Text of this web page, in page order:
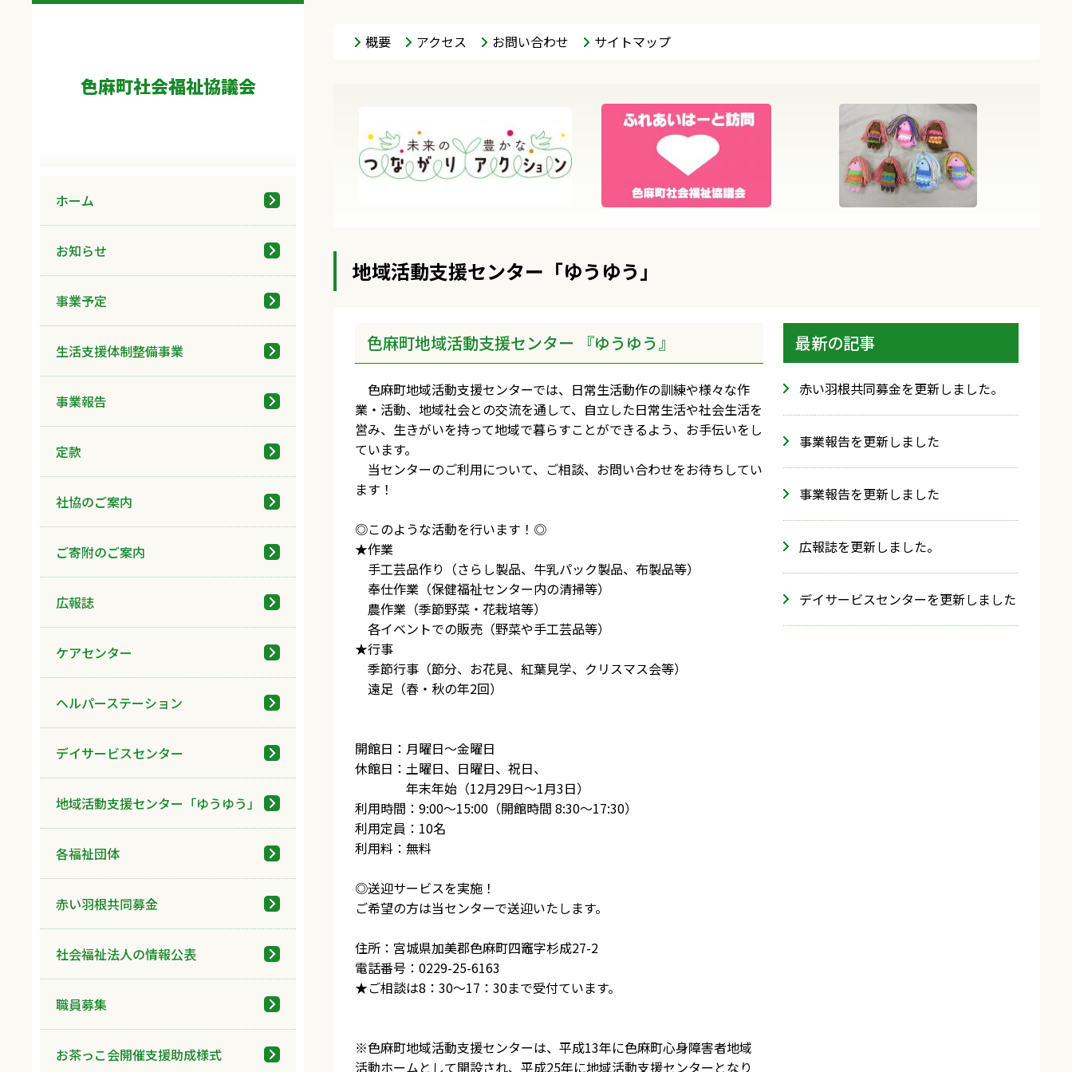
色麻町社会福祉協議会
ホーム
お知らせ
事業予定
生活支援体制整備事業
事業報告
定款
社協のご案内
ご寄附のご案内
広報誌
ケアセンター
ヘルパーステーション
デイサービスセンター
地域活動支援センター「ゆうゆう」
各福祉団体
赤い羽根共同募金
社会福祉法人の情報公表
職員募集
お茶っこ会開催支援助成様式
概要 アクセス お問い合わせ サイトマップ
地域活動支援センター「ゆうゆう」
色麻町地域活動支援センター 『ゆうゆう』
色麻町地域活動支援センターでは、日常生活動作の訓練や様々な作
業・活動、地域社会との交流を通して、自立した日常生活や社会生活を
営み、生きがいを持って地域で暮らすことができるよう、お手伝いをし
ています。
当センターのご利用について、ご相談、お問い合わせをお待ちしてい
ます！
◎このような活動を行います！◎
★作業
手工芸品作り（さらし製品、牛乳パック製品、布製品等）
奉仕作業（保健福祉センター内の清掃等）
農作業（季節野菜・花栽培等）
各イベントでの販売（野菜や手工芸品等）
★行事
季節行事（節分、お花見、紅葉見学、クリスマス会等）
遠足（春・秋の年2回）
開館日：月曜日～金曜日
休館日：土曜日、日曜日、祝日、
年末年始（12月29日～1月3日）
利用時間：9:00～15:00（開館時間 8:30～17:30）
利用定員：10名
利用料：無料
◎送迎サービスを実施！
ご希望の方は当センターで送迎いたします。
住所：宮城県加美郡色麻町四竈字杉成27-2
電話番号：0229-25-6163
★ご相談は8：30～17：30まで受付ています。
※色麻町地域活動支援センターは、平成13年に色麻町心身障害者地域
活動ホームとして開設され、平成25年に地域活動支援センターとなり
最新の記事
赤い羽根共同募金を更新しました。
事業報告を更新しました
事業報告を更新しました
広報誌を更新しました。
デイサービスセンターを更新しました